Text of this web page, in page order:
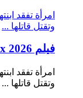
امرأة تفقد
وتقتل قاتلها ...
فيلم Redux Redux 2026 مترجم HD
امرأة تفقد
وتقتل قاتلها ...